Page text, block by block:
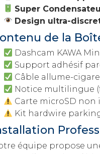
Super
Design ultra-
de la
Dashcam KAWA
Support adhésif
Câble allume-cigare
Notice multilingue
Carte microSD non
Kit hardwire
équipe propose